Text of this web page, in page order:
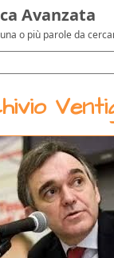
Avanzata
o più parole da